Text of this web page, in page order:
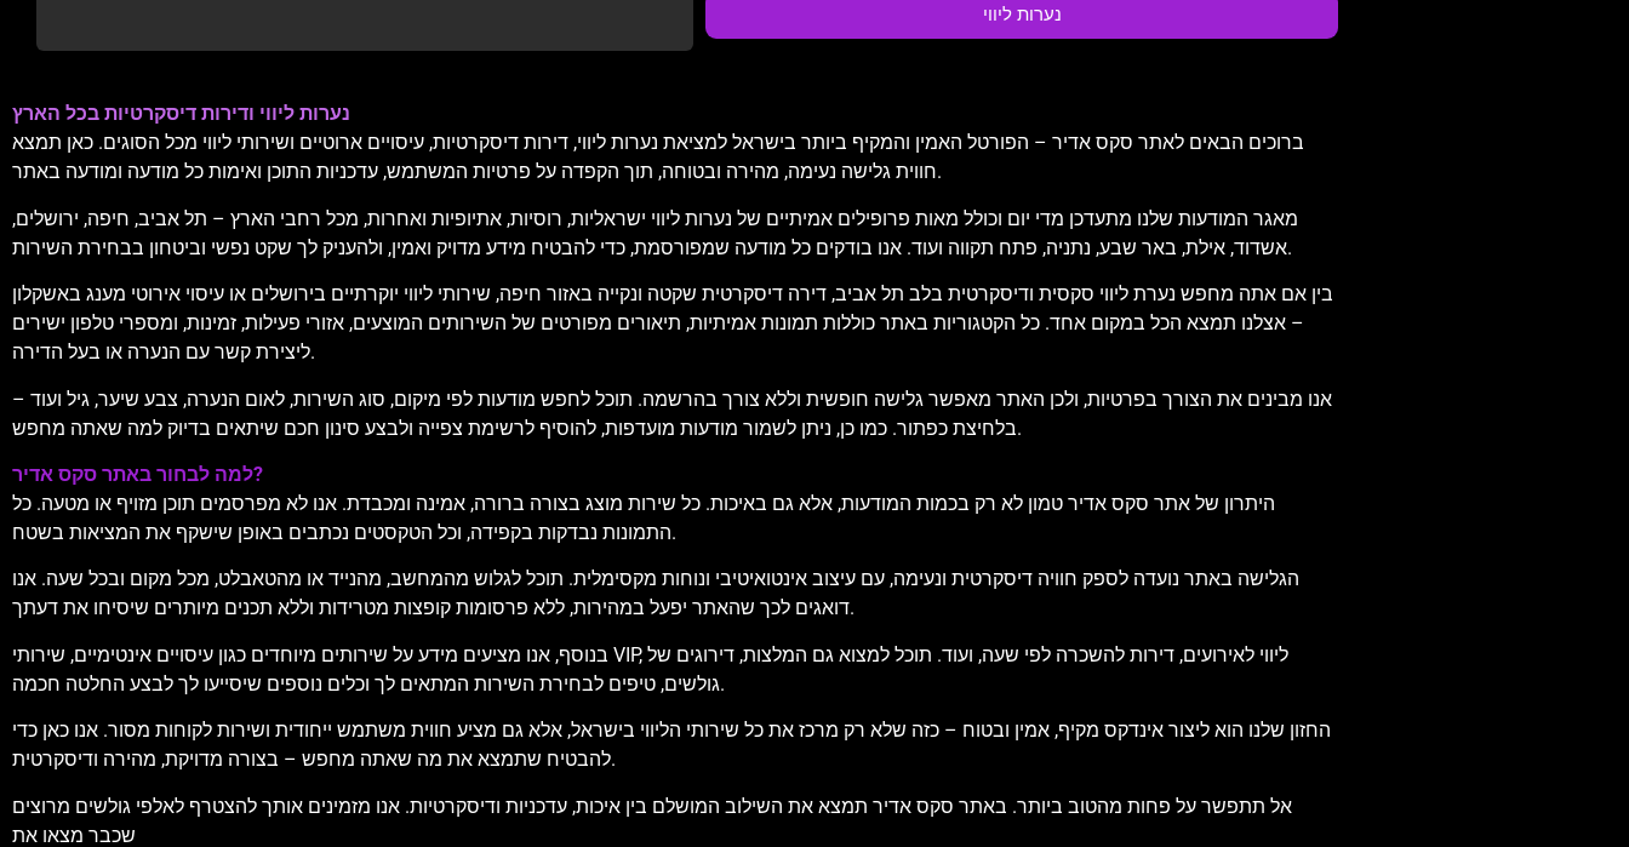
נערות ליווי
נערות ליווי ודירות דיסקרטיות בכל הארץ
ברוכים הבאים לאתר סקס אדיר – הפורטל האמין והמקיף ביותר בישראל למציאת נערות ליווי, דירות דיסקרטיות, עיסויים ארוטיים ושירותי ליווי מכל הסוגים. כאן תמצא
חווית גלישה נעימה, מהירה ובטוחה, תוך הקפדה על פרטיות המשתמש, עדכניות התוכן ואימות כל מודעה ומודעה באתר.
מאגר המודעות שלנו מתעדכן מדי יום וכולל מאות פרופילים אמיתיים של נערות ליווי ישראליות, רוסיות, אתיופיות ואחרות, מכל רחבי הארץ – תל אביב, חיפה, ירושלים,
אשדוד, אילת, באר שבע, נתניה, פתח תקווה ועוד. אנו בודקים כל מודעה שמפורסמת, כדי להבטיח מידע מדויק ואמין, ולהעניק לך שקט נפשי וביטחון בבחירת השירות.
בין אם אתה מחפש נערת ליווי סקסית ודיסקרטית בלב תל אביב, דירה דיסקרטית שקטה ונקייה באזור חיפה, שירותי ליווי יוקרתיים בירושלים או עיסוי אירוטי מענג באשקלון
– אצלנו תמצא הכל במקום אחד. כל הקטגוריות באתר כוללות תמונות אמיתיות, תיאורים מפורטים של השירותים המוצעים, אזורי פעילות, זמינות, ומספרי טלפון ישירים
ליצירת קשר עם הנערה או בעל הדירה.
אנו מבינים את הצורך בפרטיות, ולכן האתר מאפשר גלישה חופשית וללא צורך בהרשמה. תוכל לחפש מודעות לפי מיקום, סוג השירות, לאום הנערה, צבע שיער, גיל ועוד –
בלחיצת כפתור. כמו כן, ניתן לשמור מודעות מועדפות, להוסיף לרשימת צפייה ולבצע סינון חכם שיתאים בדיוק למה שאתה מחפש.
למה לבחור באתר סקס אדיר?
היתרון של אתר סקס אדיר טמון לא רק בכמות המודעות, אלא גם באיכות. כל שירות מוצג בצורה ברורה, אמינה ומכבדת. אנו לא מפרסמים תוכן מזויף או מטעה. כל
התמונות נבדקות בקפידה, וכל הטקסטים נכתבים באופן שישקף את המציאות בשטח.
הגלישה באתר נועדה לספק חוויה דיסקרטית ונעימה, עם עיצוב אינטואיטיבי ונוחות מקסימלית. תוכל לגלוש מהמחשב, מהנייד או מהטאבלט, מכל מקום ובכל שעה. אנו
דואגים לכך שהאתר יפעל במהירות, ללא פרסומות קופצות מטרידות וללא תכנים מיותרים שיסיחו את דעתך.
בנוסף, אנו מציעים מידע על שירותים מיוחדים כגון עיסויים אינטימיים, שירותי VIP, ליווי לאירועים, דירות להשכרה לפי שעה, ועוד. תוכל למצוא גם המלצות, דירוגים של
גולשים, טיפים לבחירת השירות המתאים לך וכלים נוספים שיסייעו לך לבצע החלטה חכמה.
החזון שלנו הוא ליצור אינדקס מקיף, אמין ובטוח – כזה שלא רק מרכז את כל שירותי הליווי בישראל, אלא גם מציע חווית משתמש ייחודית ושירות לקוחות מסור. אנו כאן כדי
להבטיח שתמצא את מה שאתה מחפש – בצורה מדויקת, מהירה ודיסקרטית.
אל תתפשר על פחות מהטוב ביותר. באתר סקס אדיר תמצא את השילוב המושלם בין איכות, עדכניות ודיסקרטיות. אנו מזמינים אותך להצטרף לאלפי גולשים מרוצים
שכבר מצאו את